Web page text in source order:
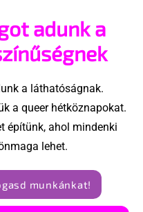
adunk a
a láthatóságnak.
a queer hétköznapokat.
építünk, ahol mindenki
lehet.
munkánkat!